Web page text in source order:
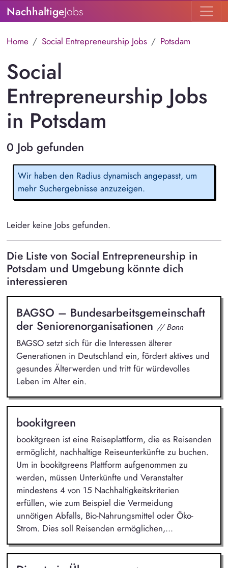
NachhaltigeJobs
Home Social Entrepreneurship Jobs Potsdam
Social
Entrepreneurship Jobs
in Potsdam
0 Job gefunden
Wir haben den Radius dynamisch angepasst, um
mehr Suchergebnisse anzuzeigen.
Leider keine Jobs gefunden.
Die Liste von Social Entrepreneurship in
Potsdam und Umgebung könnte dich
interessieren
BAGSO – Bundesarbeitsgemeinschaft
der Seniorenorganisationen // Bonn
BAGSO setzt sich für die Interessen älterer
Generationen in Deutschland ein, fördert aktives und
gesundes Älterwerden und tritt für würdevolles
Leben im Alter ein.
bookitgreen
bookitgreen ist eine Reiseplattform, die es Reisenden
ermöglicht, nachhaltige Reiseunterkünfte zu buchen.
Um in bookitgreens Plattform aufgenommen zu
werden, müssen Unterkünfte und Veranstalter
mindestens 4 von 15 Nachhaltigkeitskriterien
erfüllen, wie zum Beispiel die Vermeidung
unnötigen Abfalls, Bio-Nahrungsmittel oder Öko-
Strom. Dies soll Reisenden ermöglichen,...